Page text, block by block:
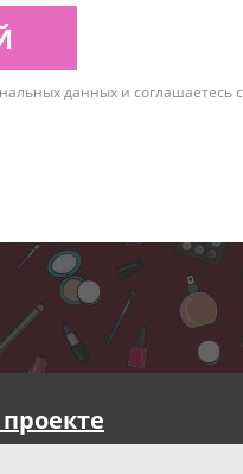
данных и соглашаетесь с